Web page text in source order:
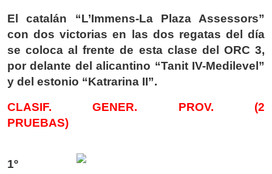
El catalán “L’Immens-La Plaza Assessors”
con dos victorias en las dos regatas del día
se coloca al frente de esta clase del ORC 3,
por delante del alicantino “Tanit IV-Medilevel”
y del estonio “Katrarina II”.
CLASIF. GENER. PROV. (2
PRUEBAS)
1º